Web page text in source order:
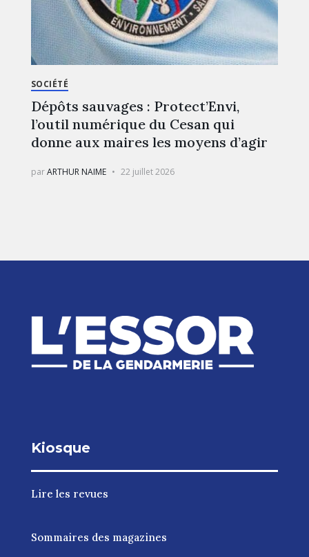
SOCIÉTÉ
Dépôts sauvages : Protect’Envi,
l’outil numérique du Cesan qui
donne aux maires les moyens d’agir
parARTHUR NAIME 22 juillet 2026
Kiosque
Lire les revues
Sommaires des magazines